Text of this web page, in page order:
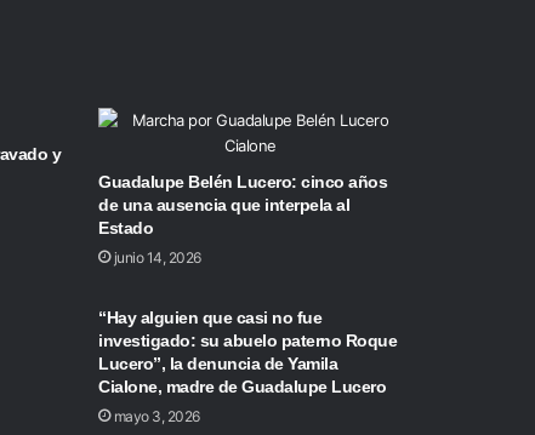
y
Guadalupe Belén Lucero: cinco años
de una ausencia que interpela al
Estado
junio 14, 2026
“Hay alguien que casi no fue
investigado: su abuelo paterno Roque
Lucero”, la denuncia de Yamila
Cialone, madre de Guadalupe Lucero
mayo 3, 2026